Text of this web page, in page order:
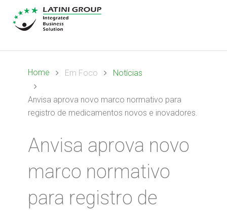
Home Em Foco Notícias
Anvisa aprova novo marco normativo para
registro de medicamentos novos e inovadores.
Anvisa aprova novo
marco normativo
para registro de